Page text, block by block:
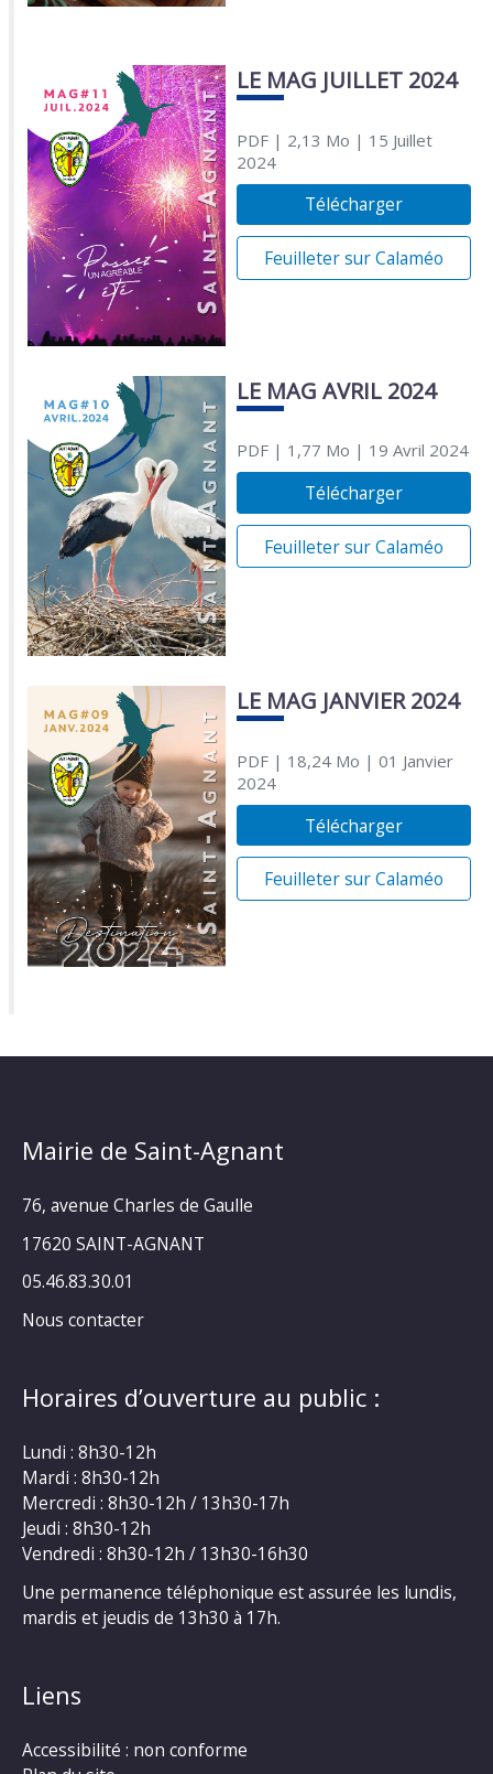
LE MAG JUILLET 2024
PDF| 2,13 Mo | 15 Juillet
2024
Télécharger
Feuilleter sur Calaméo
LE MAG AVRIL 2024
PDF| 1,77 Mo | 19 Avril 2024
Télécharger
Feuilleter sur Calaméo
LE MAG JANVIER 2024
PDF| 18,24 Mo | 01 Janvier
2024
Télécharger
Feuilleter sur Calaméo
Mairie de Saint-Agnant
76, avenue Charles de Gaulle
17620 SAINT-AGNANT
05.46.83.30.01
Nous contacter
Horaires d’ouverture au public :
Lundi : 8h30-12h
Mardi : 8h30-12h
Mercredi : 8h30-12h / 13h30-17h
Jeudi : 8h30-12h
Vendredi : 8h30-12h / 13h30-16h30
Une permanence téléphonique est assurée les lundis,
mardis et jeudis de 13h30 à 17h.
Liens
Accessibilité : non conforme